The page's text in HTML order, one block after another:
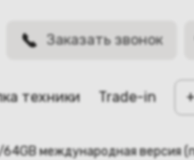
Заказать звонок
техники Trade-in
международная версия